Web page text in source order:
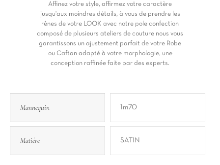
Affinez votre style, affirmez votre caractère
jusqu'aux moindres détails, à vous de prendre les
rênes de votre LOOK avec notre pole confection
composé de plusieurs ateliers de couture nous vous
garantissons un ajustement parfait de votre Robe
ou Caftan adapté à votre morphologie, une
conception raffinée faite par des experts.
Mannequin 1m70
Matière SATIN